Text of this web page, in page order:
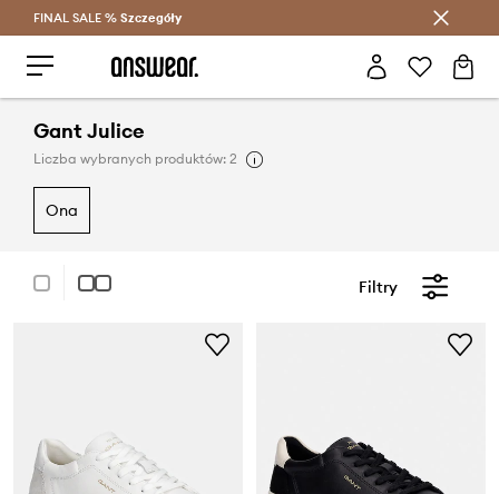
Oszczędzaj z Answear Club >
FINAL SALE % Szczegóły
Gant Julice
Liczba wybranych produktów: 2
ona
Filtry